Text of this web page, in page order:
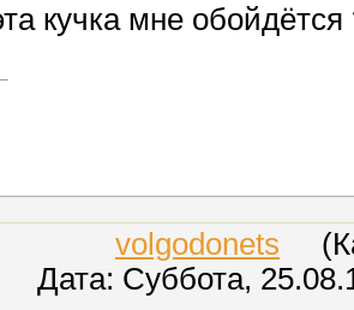
кучка мне
volgodonets
Дата: Суббота,